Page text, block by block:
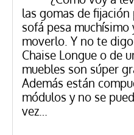
las gomas de fijación
sofá pesa
moverlo. Y no te
Chaise Longue o de
muebles son súper
Además están
módulos y no se
vez…